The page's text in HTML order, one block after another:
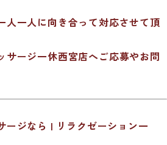
人一人に向き合って対応させて頂
サージ一休西宮店へご応募やお問
ージなら | リラクゼーション一